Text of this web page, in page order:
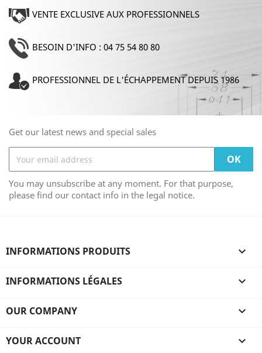
VENTE EXCLUSIVE AUX PROFESSIONNELS
BESOIN D'INFO : 04 75 54 80 80
PROFESSIONNEL DE L'ÉCHAPPEMENT DEPUIS 1986
Get our latest news and special sales
You may unsubscribe at any moment. For that purpose,
please find our contact info in the legal notice.
INFORMATIONS PRODUITS 
INFORMATIONS LÉGALES 
OUR COMPANY 
YOUR ACCOUNT 